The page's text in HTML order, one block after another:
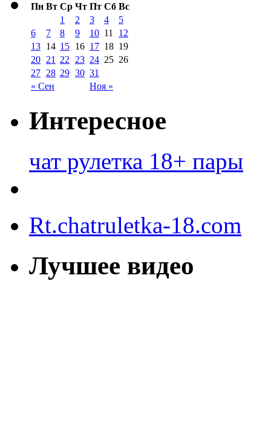
Пн Вт Ср Чт Пт Сб Вс
« Сен Ноя »
1 2 3 4
5
6
7 8 9 10 11
12
13 14 15 16 17 18 19
20 21 22 23 24 25 26
27 28 29 30 31
Интересное
чат рулетка 18+ пары
Rt.chatruletka-18.com
Лучшее видео